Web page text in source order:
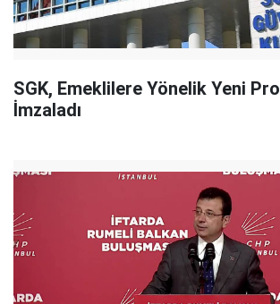
SGK, Emeklilere Yönelik Yeni
İmzaladı